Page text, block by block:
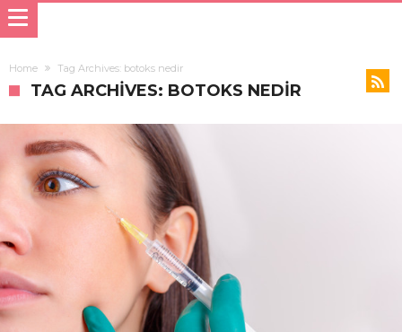
Home Tag Archives: botoks nedir
TAG ARCHIVES: BOTOKS NEDIR